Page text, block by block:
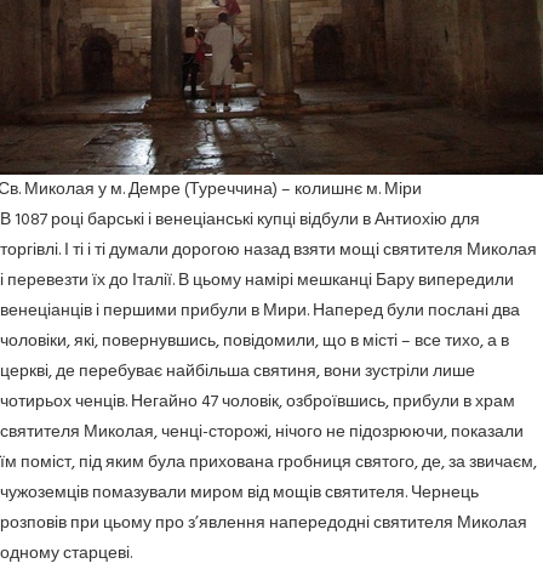
Миколая у м. Демре (Туреччина) – колишнє м. Міри
В 1087 році барські і венеціанські купці відбули в Антиохію для
торгівлі. І ті і ті думали дорогою назад взяти мощі святителя Миколая
і перевезти їх до Італії. В цьому намірі мешканці Бару випередили
венеціанців і першими прибули в Мири. Наперед були послані два
чоловіки, які, повернувшись, повідомили, що в місті – все тихо, а в
церкві, де перебуває найбільша святиня, вони зустріли лише
чотирьох ченців. Негайно 47 чоловік, озброївшись, прибули в храм
святителя Миколая, ченці-сторожі, нічого не підозрюючи, показали
їм поміст, під яким була прихована гробниця святого, де, за звичаєм,
чужоземців помазували миром від мощів святителя. Чернець
розповів при цьому про з’явлення напередодні святителя Миколая
одному старцеві.